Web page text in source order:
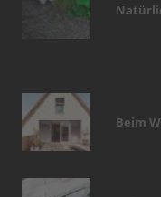
Beim